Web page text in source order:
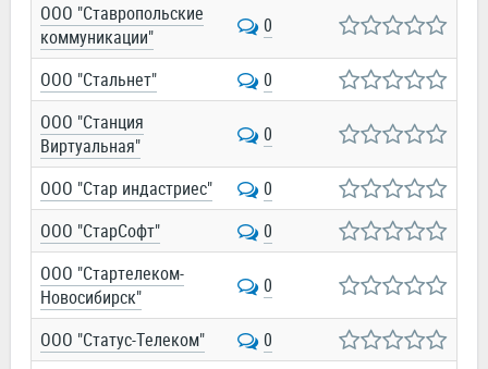
ООО "Ставропольские
коммуникации"
0
ООО "Стальнет"
0
ООО "Станция
Виртуальная"
0
ООО "Стар индастриес"
0
ООО "СтарСофт"
0
ООО "Стартелеком-
Новосибирск"
0
ООО "Статус-Телеком"
0